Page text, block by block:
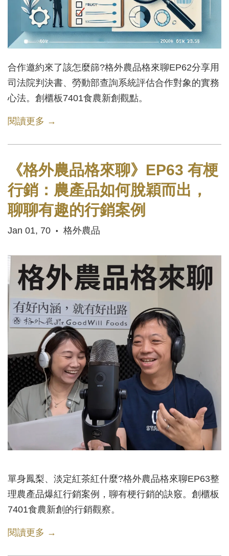
合作邀約來了該怎麼篩?格外農品格來聊EP62分享用
司法院判決書、勞動部查詢系統評估合作對象的實務
心法。創櫃板7401食農新創觀點。
閱讀更多 →
《格外農品格來聊》EP63 有梗
行銷：農產品如何脫穎而出，
聊聊有趣的行銷案例
Jan 01, 70 • 格外農品
單身鳳梨、淡定紅茶紅什麼?格外農品格來聊EP63整
理農產品爆紅行銷案例，聊有梗行銷的訣竅。創櫃板
7401食農新創的行銷觀察。
閱讀更多 →